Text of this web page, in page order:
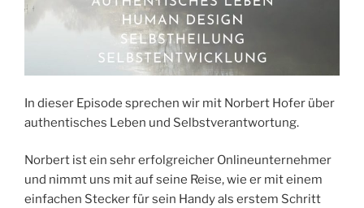
In dieser Episode sprechen wir mit Norbert Hofer über
authentisches Leben und Selbstverantwortung.
Norbert ist ein sehr erfolgreicher Onlineunternehmer
und nimmt uns mit auf seine Reise, wie er mit einem
einfachen Stecker für sein Handy als erstem Schritt